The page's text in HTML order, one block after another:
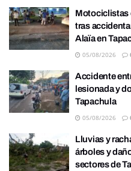
Motociclistas
tras
Alaïa en
05/08/2026
Accidente
lesionada y
Tapachula
05/08/2026
Lluvias y
árboles y
sectores de